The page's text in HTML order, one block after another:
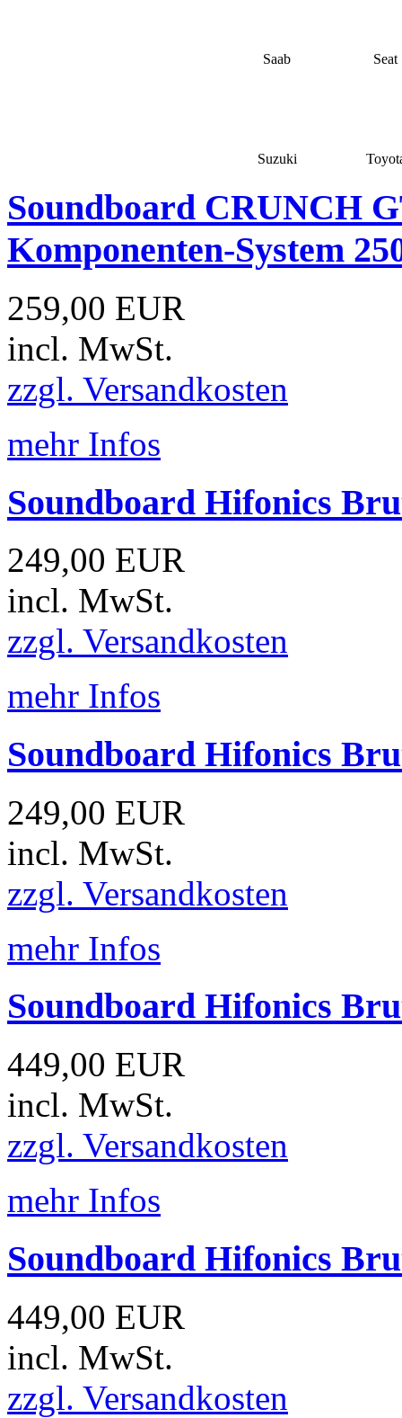
Saab Seat
Suzuki
Soundboard CRUNCH
Komponenten-System
259,00 EUR
incl. MwSt.
zzgl. Versandkosten
mehr Infos
Soundboard Hifonics
249,00 EUR
incl. MwSt.
zzgl. Versandkosten
mehr Infos
Soundboard Hifonics
249,00 EUR
incl. MwSt.
zzgl. Versandkosten
mehr Infos
Soundboard Hifonics
449,00 EUR
incl. MwSt.
zzgl. Versandkosten
mehr Infos
Soundboard Hifonics
449,00 EUR
incl. MwSt.
zzgl. Versandkosten